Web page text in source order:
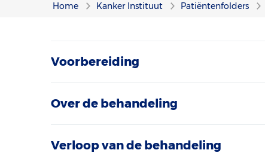
Home Kanker Instituut Patiëntenfolders
Voorbereiding
Over de behandeling
Verloop van de behandeling